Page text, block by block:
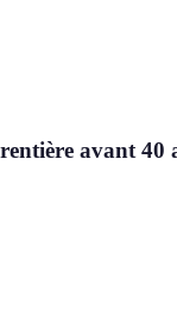
avant 40